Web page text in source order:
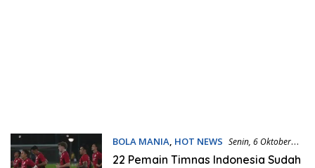
BOLA MANIA, HOT NEWS Senin, 6 Oktober
2025 | 19:17 WIB
22 Pemain Timnas Indonesia Sudah